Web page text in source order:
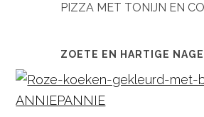
PIZZA MET TONIJN EN
ZOETE EN HARTIGE